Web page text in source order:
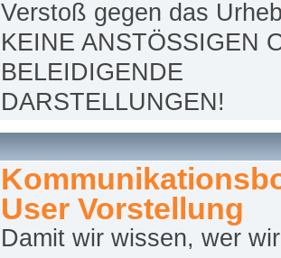
Verstoß gegen das
KEINE ANSTÖSSIGEN
BELEIDIGENDE
DARSTELLUNGEN!
User Vorstellung
Damit wir wissen, wer